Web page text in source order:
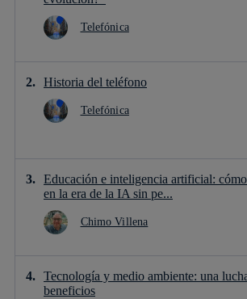
Telefónica
Historia del teléfono
Telefónica
Educación e inteligencia artificial:
en la era de la IA sin pe...
Chimo Villena
Tecnología y medio ambiente: una
beneficios